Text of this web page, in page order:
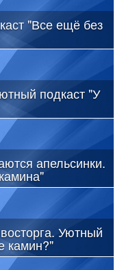
"Все ещё без
подкаст "У
апельсинки.
Уютный
камин?"